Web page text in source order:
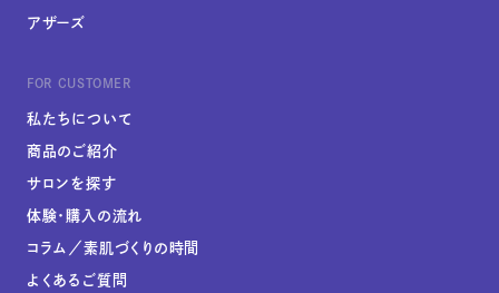
アザーズ
FOR CUSTOMER
私たちについて
商品のご紹介
サロンを探す
体験・購入の流れ
コラム／素肌づくりの時間
よくあるご質問